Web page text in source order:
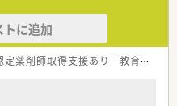
す。
剤師業務を対人業務へシフトさ
ングを導入しており、隙間時間
す。
に追加
定薬剤師取得支援あり 教育制度あり